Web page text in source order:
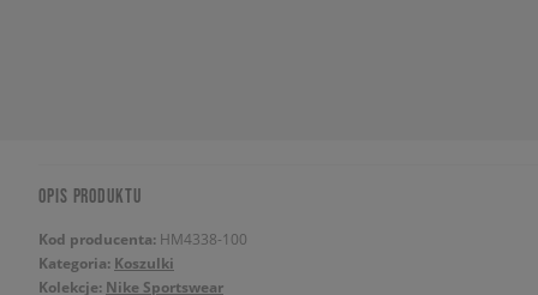
OPIS PRODUKTU
Kod producenta: HM4338-100
Kategoria: Koszulki
Kolekcje: Nike Sportswear